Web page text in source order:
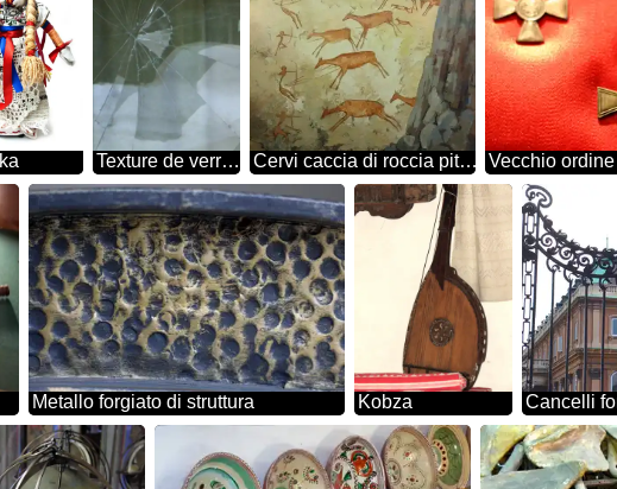
Texture de verre brisé Cervi caccia di roccia pittura Vecchio ordine
Metallo forgiato di struttura Kobza Cancelli